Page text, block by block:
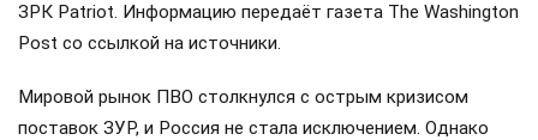
ЗРК Patriot. Информацию передаёт газета The Washington
Post со ссылкой на источники.
Мировой рынок ПВО столкнулся с острым кризисом
поставок ЗУР, и Россия не стала исключением. Однако